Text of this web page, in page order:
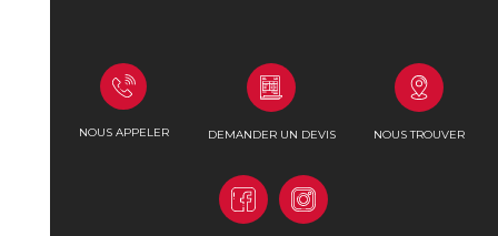
NOUS APPELER DEMANDER UN DEVIS NOUS TROUVER